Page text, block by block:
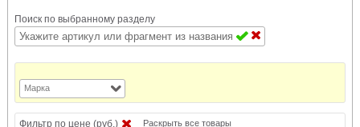
Поиск по выбранному разделу
Марка
Фильтр по цене (руб.)
Раскрыть все товары